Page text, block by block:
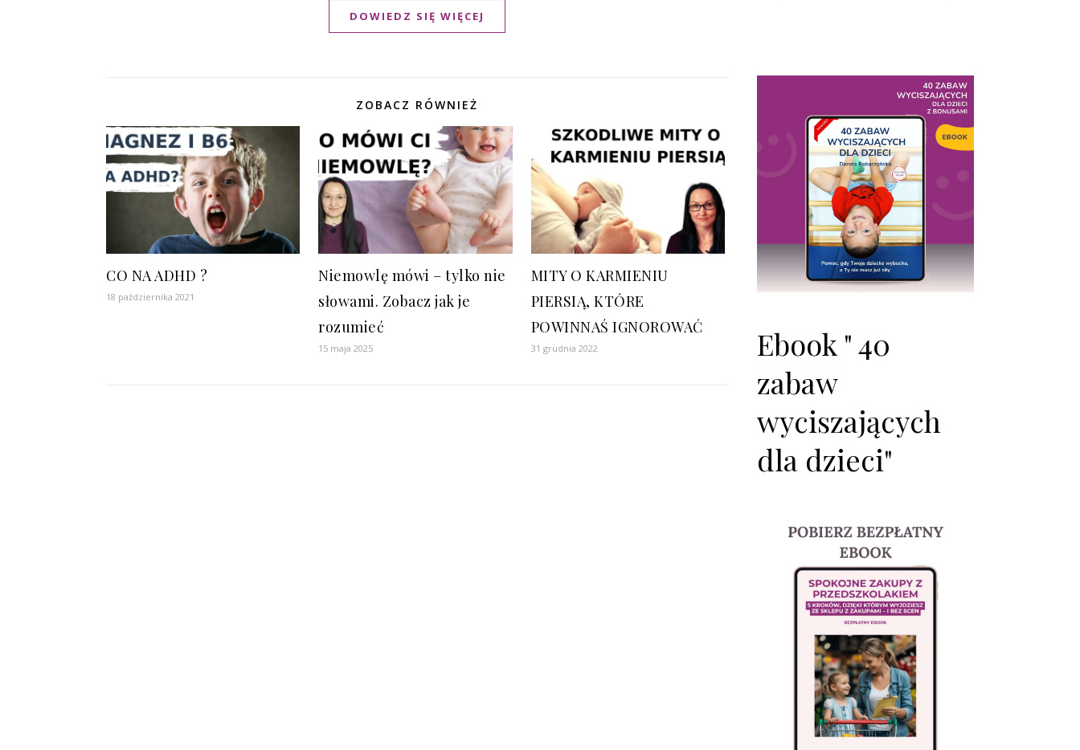
DOWIEDZ SIĘ WIĘCEJ
ZOBACZ RÓWNIEŻ
CO NA ADHD ?
18 października 2021
Niemowlę mówi – tylko nie
słowami. Zobacz jak je
rozumieć
15 maja 2025
MITY O KARMIENIU
PIERSIĄ, KTÓRE
POWINNAŚ IGNOROWAĆ
31 grudnia 2022
Ebook " 40
zabaw
wyciszających
dla dzieci"